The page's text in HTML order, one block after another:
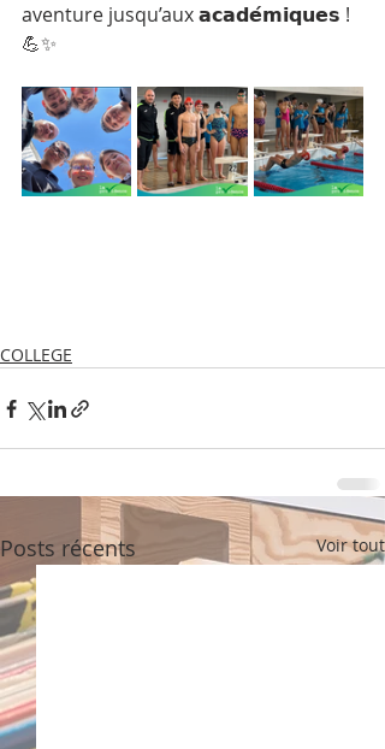
aventure jusqu’aux 𝗮𝗰𝗮𝗱𝗲́𝗺𝗶𝗾𝘂𝗲𝘀 !
💪✨
COLLEGE
Posts récents Voir tout